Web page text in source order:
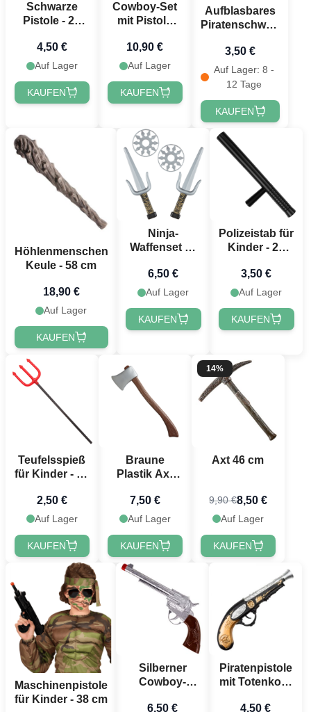
Schwarze
Pistole - 25
4,50 €
Auf Lager
KAUFEN
Cowboy-Set
mit Pistole
3 Teile
10,90 €
Auf Lager
KAUFEN
Aufblasbares
Piratenschwert
3,50 €
Auf Lager: 8 -
12 Tage
KAUFEN
Höhlenmenschen
Keule - 58 cm
18,90 €
Auf Lager
KAUFEN
Ninja-
Waffenset m.
Shuriken
6,50 €
Auf Lager
KAUFEN
Polizeistab für
Kinder - 29
3,50 €
Auf Lager
KAUFEN
Teufelsspieß
für Kinder - 60
2,50 €
Auf Lager
KAUFEN
Braune
Plastik Axt
cm
7,50 €
Auf Lager
KAUFEN
14%
Axt 46 cm
9,90 €8,50 €
Auf Lager
KAUFEN
Maschinenpistole
für Kinder - 38 cm
Silberner
Cowboy-
6,50 €
Piratenpistole
mit Totenkopf
4,50 €